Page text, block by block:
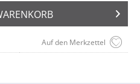
Auf den Merkzettel